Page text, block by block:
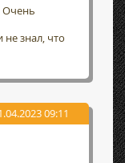
Очень
знал, что
09:11